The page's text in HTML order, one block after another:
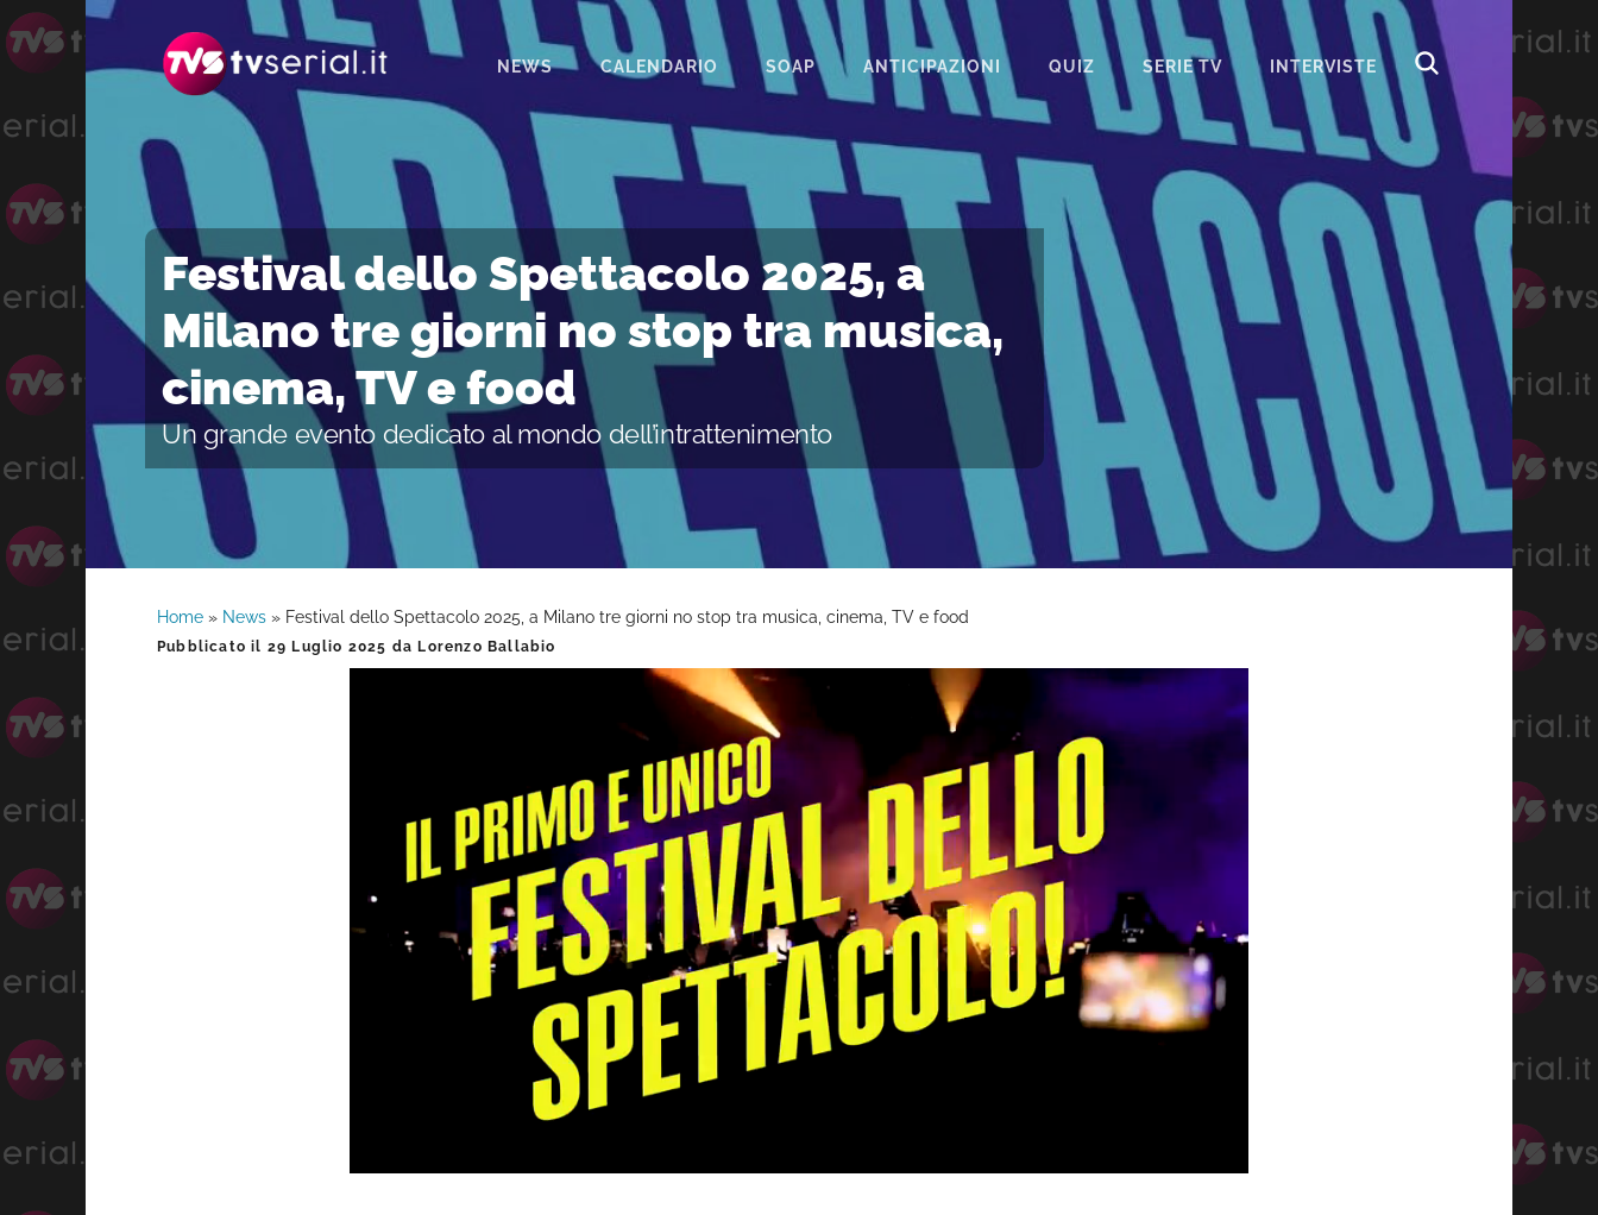
Passa
navigazione
Passa
contenuto
Passa
barra
primaria
NEWS CALENDARIO SOAP
BEAUTIFUL
IL PARADISO DELLE SIGNORE
LA PROMESSA
SEGRETI DI FAMIGLIA
TEMPESTA D’AMORE
UN POSTO AL SOLE
ANTICIPAZIONI QUIZ SERIE TV INTERVISTE
Festival dello Spettacolo 2025, a
Milano tre giorni no stop tra musica,
cinema, TV e food
Un grande evento dedicato al mondo dell’intrattenimento
Home » News » Festival dello Spettacolo 2025, a Milano tre giorni no stop tra musica, cinema, TV e food
Pubblicato il 29 Luglio 2025 da Lorenzo Ballabio
0%
0%
Barra